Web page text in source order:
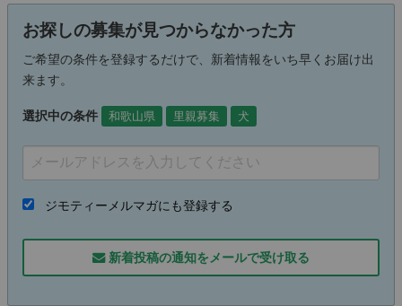
お探しの募集が見つからなかった方
ご希望の条件を登録するだけで、新着情報をいち早くお届け出
来ます。
選択中の条件 和歌山県 里親募集 犬
ジモティーメルマガにも登録する
新着投稿の通知をメールで受け取る